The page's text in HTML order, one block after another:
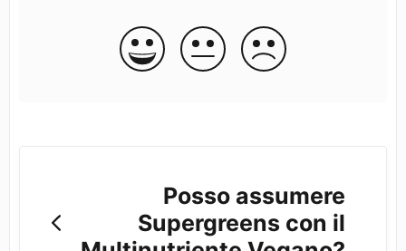
Posso assumere
Supergreens con il